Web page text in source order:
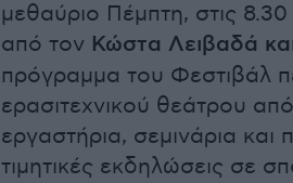
μεθαύριο Πέμπτη, στις
από τον Κώστα Λειβαδά
πρόγραμμα του Φεστιβάλ
ερασιτεχνικού θεάτρου
εργαστήρια, σεμινάρια
τιμητικές εκδηλώσεις σε